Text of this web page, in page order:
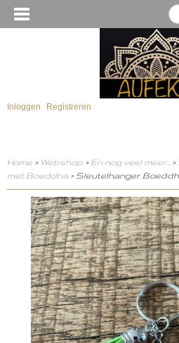
Inloggen Registreren
Home > Webshop > En nog veel meer.. >
met Boeddha > Sleutelhanger